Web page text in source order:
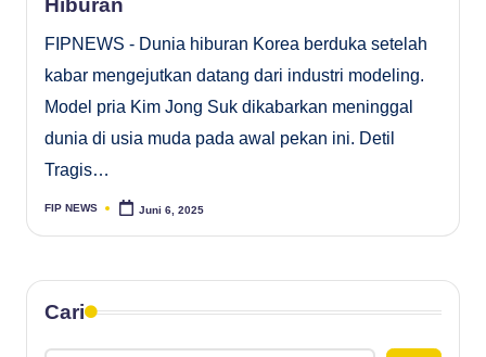
Hiburan
FIPNEWS - Dunia hiburan Korea berduka setelah
kabar mengejutkan datang dari industri modeling.
Model pria Kim Jong Suk dikabarkan meninggal
dunia di usia muda pada awal pekan ini. Detil
Tragis…
Posted
FIP NEWS Juni 6, 2025
Cari